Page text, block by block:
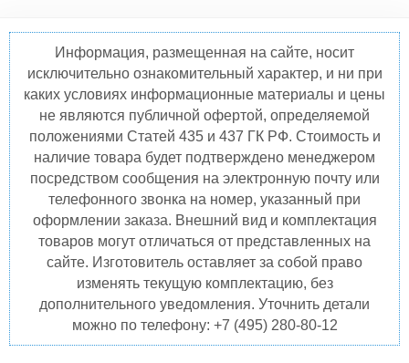
Информация, размещенная на сайте, носит
исключительно ознакомительный характер, и ни при
каких условиях информационные материалы и цены
не являются публичной офертой, определяемой
положениями Статей 435 и 437 ГК РФ. Стоимость и
наличие товара будет подтверждено менеджером
посредством сообщения на электронную почту или
телефонного звонка на номер, указанный при
оформлении заказа. Внешний вид и комплектация
товаров могут отличаться от представленных на
сайте. Изготовитель оставляет за собой право
изменять текущую комплектацию, без
дополнительного уведомления. Уточнить детали
можно по телефону: +7 (495) 280-80-12